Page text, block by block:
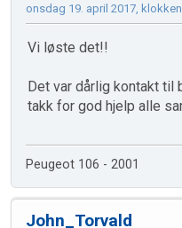
onsdag 19. april 2017,
Vi løste det!!
Det var dårlig kontakt til
takk for god hjelp alle
Peugeot 106 - 2001
John_Torvald